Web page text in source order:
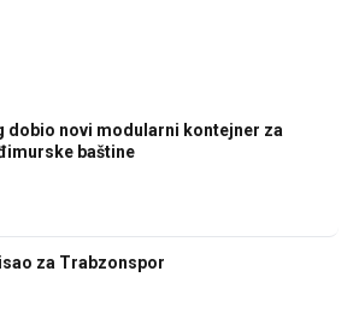
dobio novi modularni kontejner za
baštine
za Trabzonspor